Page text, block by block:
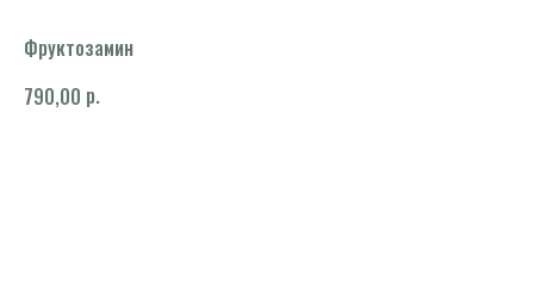
Фруктозамин
790,00 р.